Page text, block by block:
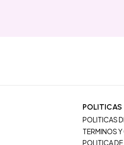
POLITICAS
POLITICAS
TERMINOS
POLITICA